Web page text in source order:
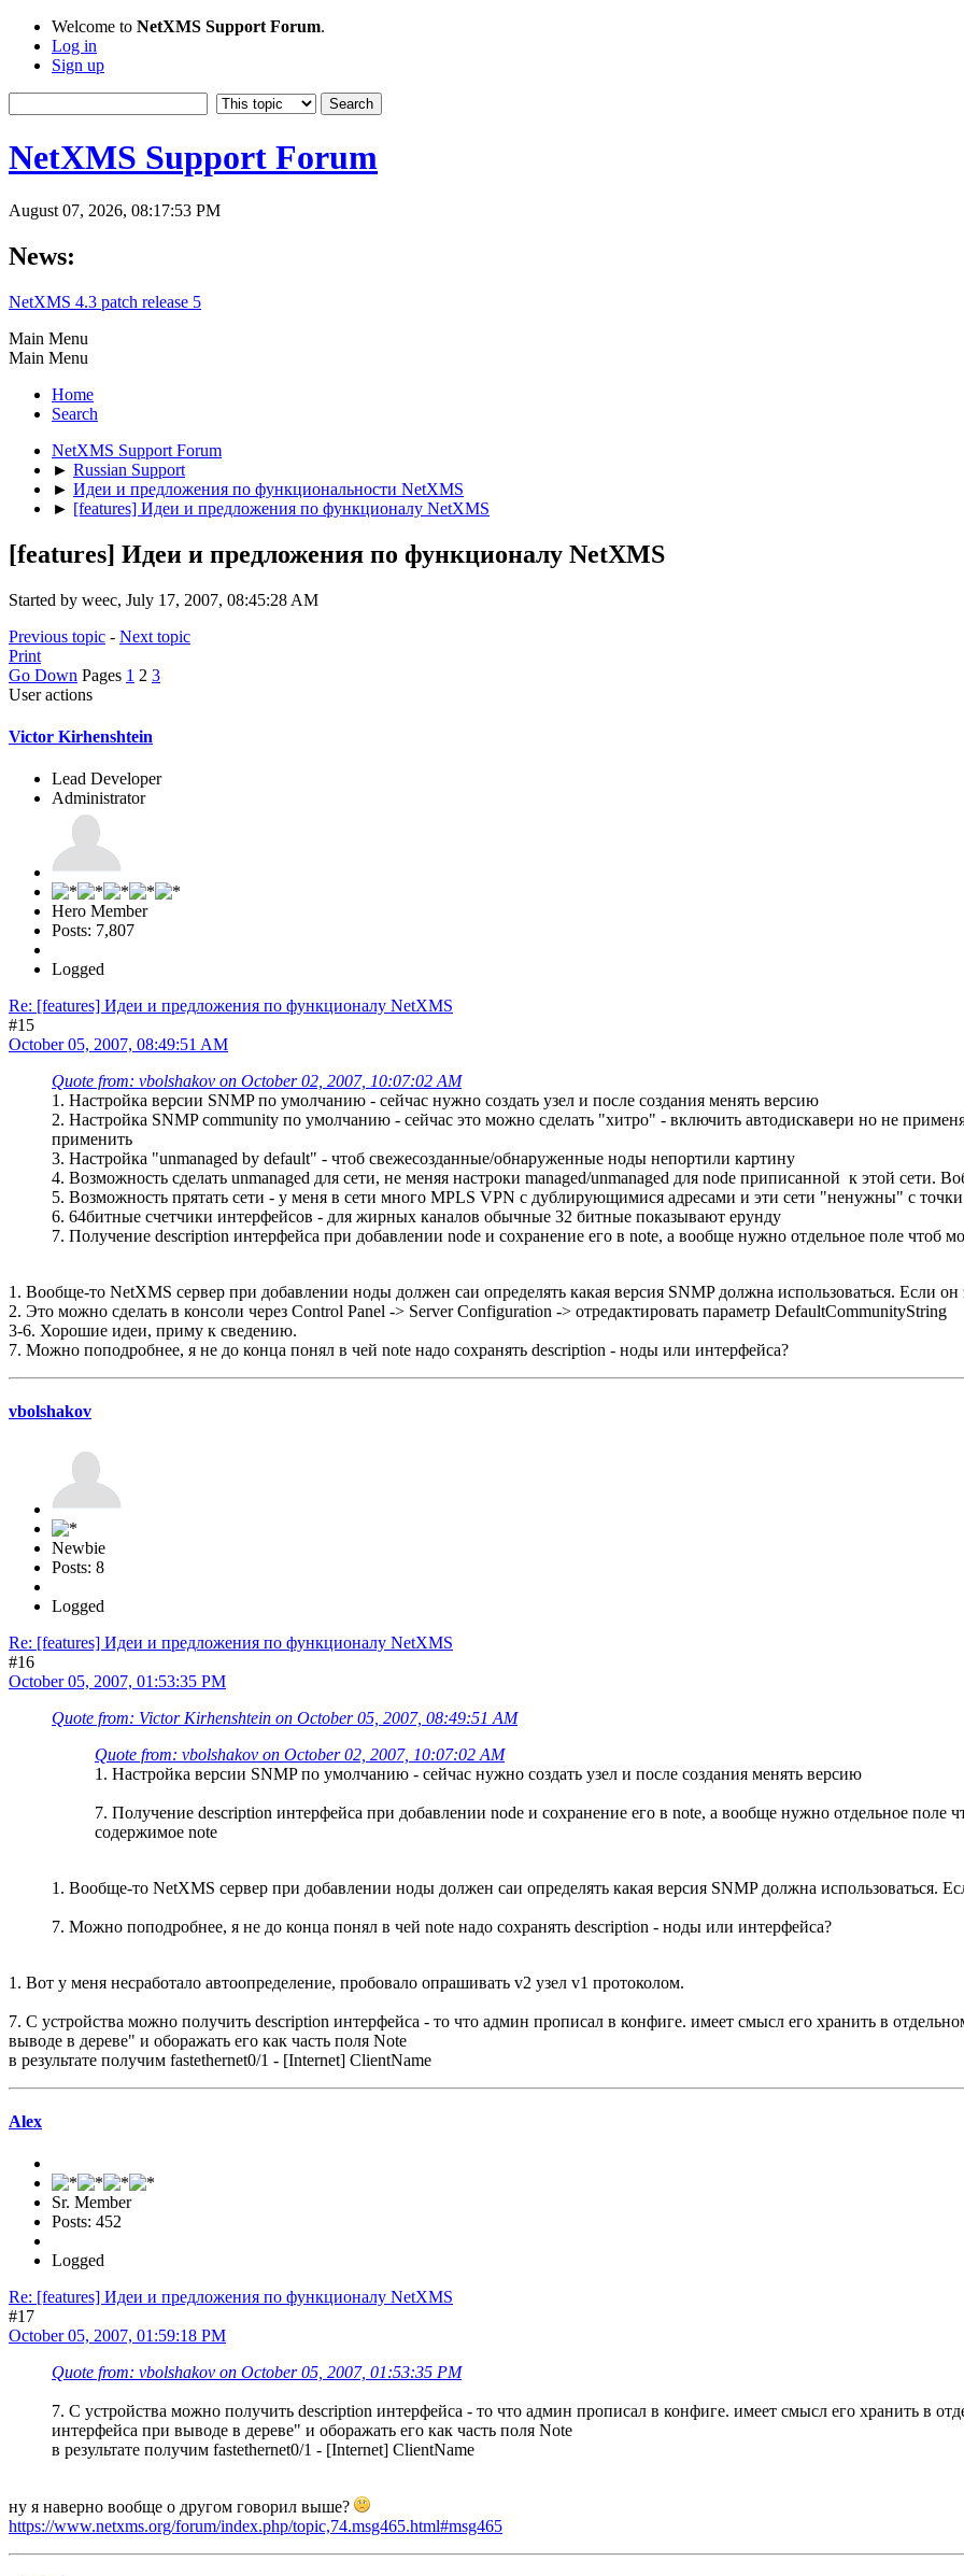
Welcome to NetXMS Support Forum.
Log in
Sign up
NetXMS Support Forum
August 07, 2026, 08:17:53 PM
News:
NetXMS 4.3 patch release 5
Main Menu
Main Menu
Home
Search
NetXMS Support Forum
► Russian Support
► Идеи и предложения по функциональности NetXMS
► [features] Идеи и предложения по функционалу NetXMS
[features] Идеи и предложения по функционалу NetXMS
Started by weec, July 17, 2007, 08:45:28 AM
Previous topic - Next topic
Print
Go Down Pages 1 2 3
User actions
Victor Kirhenshtein
Lead Developer
Administrator
Hero Member
Posts: 7,807
Logged
Re: [features] Идеи и предложения по функционалу NetXMS
#15
October 05, 2007, 08:49:51 AM
Quote from: vbolshakov on October 02, 2007, 10:07:02 AM
1. Настройка версии SNMP по умолчанию - сейчас нужно создать узел и после создания менять версию
2. Настройка SNMP community по умолчанию - сейчас это можно сделать "хитро" - включить автодискавери но не
применить
3. Настройка "unmanaged by default" - чтоб свежесозданные/обнаруженные ноды непортили картину
4. Возможность сделать unmanaged для сети, не меняя настроки managed/unmanaged для node приписанной к этой сети.
5. Возможность прятать сети - у меня в сети много MPLS VPN с дублирующимися адресами и эти сети "ненужны" с
6. 64битные счетчики интерфейсов - для жирных каналов обычные 32 битные показывают ерунду
7. Получение description интерфейса при добавлении node и сохранение его в note, а вообще нужно отдельное поле чтоб
1. Вообще-то NetXMS сервер при добавлении ноды должен саи определять какая версия SNMP должна использоваться. Если он
2. Это можно сделать в консоли через Control Panel -> Server Configuration -> отредактировать параметр DefaultCommunityString
3-6. Хорошие идеи, приму к сведению.
7. Можно поподробнее, я не до конца понял в чей note надо сохранять description - ноды или интерфейса?
vbolshakov
Newbie
Posts: 8
Logged
Re: [features] Идеи и предложения по функционалу NetXMS
#16
October 05, 2007, 01:53:35 PM
Quote from: Victor Kirhenshtein on October 05, 2007, 08:49:51 AM
Quote from: vbolshakov on October 02, 2007, 10:07:02 AM
1. Настройка версии SNMP по умолчанию - сейчас нужно создать узел и после создания менять версию
7. Получение description интерфейса при добавлении node и сохранение его в note, а вообще нужно отдельное поле
содержимое note
1. Вообще-то NetXMS сервер при добавлении ноды должен саи определять какая версия SNMP должна использоваться.
7. Можно поподробнее, я не до конца понял в чей note надо сохранять description - ноды или интерфейса?
1. Вот у меня несработало автоопределение, пробовало опрашивать v2 узел v1 протоколом.
7. С устройства можно получить description интерфейса - то что админ прописал в конфиге. имеет смысл его хранить в
выводе в дереве" и оборажать его как часть поля Note
в результате получим fastethernet0/1 - [Internet] ClientName
Alex
Sr. Member
Posts: 452
Logged
Re: [features] Идеи и предложения по функционалу NetXMS
#17
October 05, 2007, 01:59:18 PM
Quote from: vbolshakov on October 05, 2007, 01:53:35 PM
7. С устройства можно получить description интерфейса - то что админ прописал в конфиге. имеет смысл его хранить в
интерфейса при выводе в дереве" и оборажать его как часть поля Note
в результате получим fastethernet0/1 - [Internet] ClientName
ну я наверно вообще о другом говорил выше?
https://www.netxms.org/forum/index.php/topic,74.msg465.html#msg465